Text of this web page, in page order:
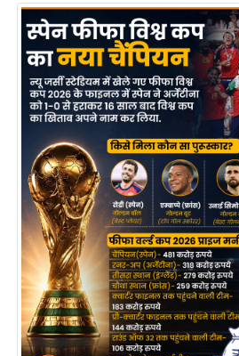
स्तं
भ
ए
आ
ई
.
चा
य
प
र